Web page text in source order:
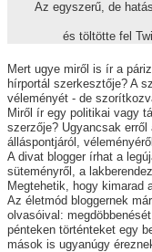
Az egyszerű, de
és töltötte fel
Mert ugye miről is ír a
hírportál szerkesztője? A
véleményét - de
Miről ír egy politikai vagy
szerzője? Ugyancsak
álláspontjáról,
A divat blogger írhat a
süteményről, a
Megtehetik, hogy kimarad
Az életmód bloggernek
olvasóival:
pénteken történteket egy
mások is ugyanúgy